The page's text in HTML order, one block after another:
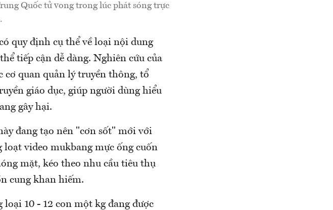
Quốc tử vong trong lúc phát sóng trực
quy định cụ thể về loại nội dung
tiếp cận dễ dàng. Nghiên cứu của
cơ quan quản lý truyền thông, tổ
giáo dục, giúp người dùng hiểu
gây hại.
đang tạo nên "cơn sốt" mới với
video mukbang mực ống cuốn
mặt, kéo theo nhu cầu tiêu thụ
cung khan hiếm.
10 - 12 con một kg đang được